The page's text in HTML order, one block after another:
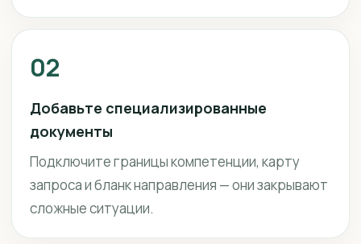
02
Добавьте специализированные
документы
Подключите границы компетенции, карту
запроса и бланк направления — они закрывают
сложные ситуации.